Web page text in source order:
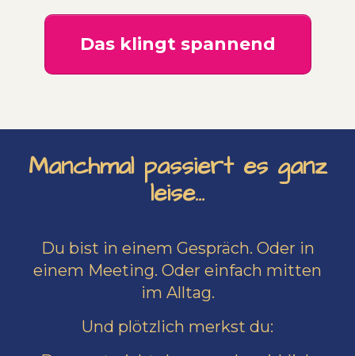
Das klingt spannend
Manchmal passiert es ganz
leise...
Du bist in einem Gespräch. Oder in
einem Meeting. Oder einfach mitten
im Alltag.
Und plötzlich merkst du: